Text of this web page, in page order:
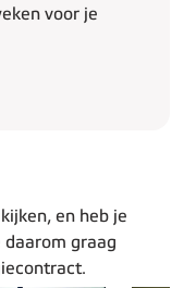
voor je
en heb je
daarom graag